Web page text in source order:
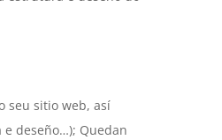
seu sitio web, así
deseño…); Quedan